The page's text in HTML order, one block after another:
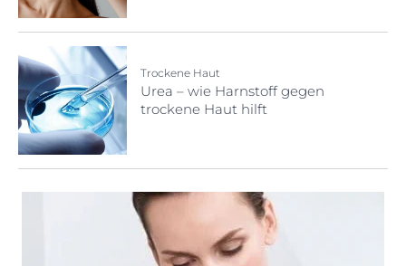
Trockene Haut
Urea – wie Harnstoff gegen
trockene Haut hilft